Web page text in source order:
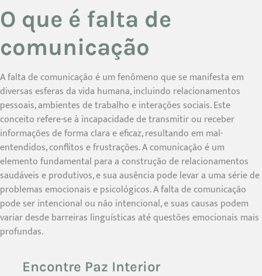
O que é falta de
comunicação
A falta de comunicação é um fenômeno que se manifesta em
diversas esferas da vida humana, incluindo relacionamentos
pessoais, ambientes de trabalho e interações sociais. Este
conceito refere-se à incapacidade de transmitir ou receber
informações de forma clara e eficaz, resultando em mal-
entendidos, conflitos e frustrações. A comunicação é um
elemento fundamental para a construção de relacionamentos
saudáveis e produtivos, e sua ausência pode levar a uma série de
problemas emocionais e psicológicos. A falta de comunicação
pode ser intencional ou não intencional, e suas causas podem
variar desde barreiras linguísticas até questões emocionais mais
profundas.
Encontre Paz Interior